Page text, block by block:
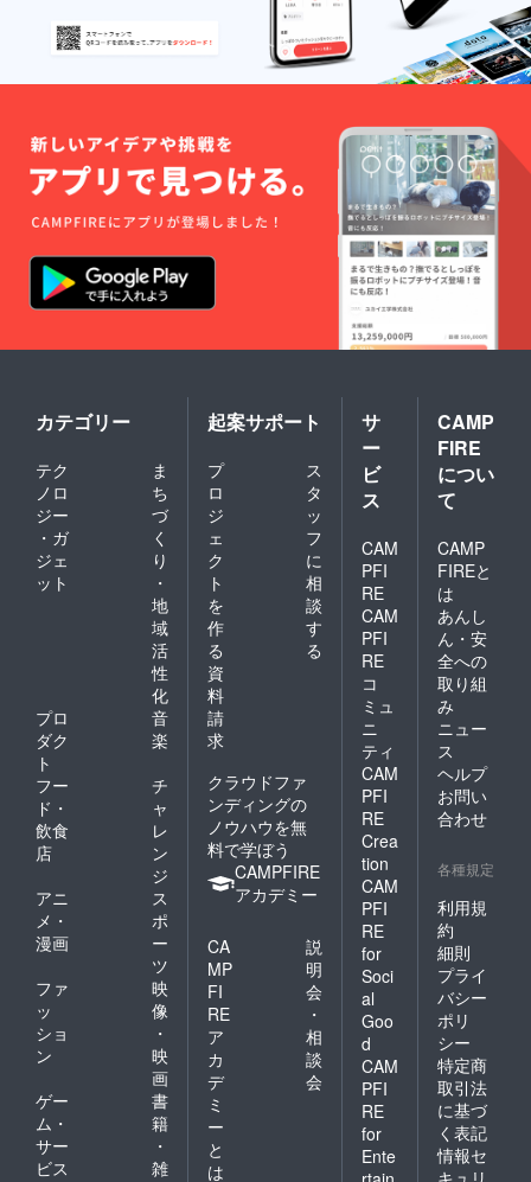
カテゴリー
テク
ノロ
ジー
・ガ
ジェ
ット
ま
ち
づ
く
り
・
地
域
活
性
化
プロ
ダク
ト
音
楽
フー
ド・
飲食
店
チ
ャ
レ
ン
ジ
アニ
メ・
漫画
ス
ポ
ー
ツ
ファ
ッ
ショ
ン
映
像
・
映
画
ゲー
ム・
サー
ビス
書
籍
・
雑
起案サポート
プ
ロ
ジ
ェ
ク
ト
を
作
る
ス
タ
ッ
フ
に
相
談
す
る
資
料
請
求
クラウドファ
ンディングの
ノウハウを無
料で学ぼう
CAMPFIRE
アカデミー
CA
MP
FI
RE
ア
カ
デ
ミ
ー
と
は
説
明
会
・
相
談
会
サ
ー
ビ
ス
CAM
PFI
RE
CAM
PFI
RE
コ
ミュ
ニ
ティ
CAM
PFI
RE
Crea
tion
CAM
PFI
RE
for
Soci
al
Goo
d
CAM
PFI
RE
for
Ente
CAMP
FIRE
につい
て
CAMP
FIREと
は
あんし
ん・安
全への
取り組
み
ニュー
ス
ヘルプ
お問い
合わせ
各種規定
利用規
約
細則
プライ
バシー
ポリ
シー
特定商
取引法
に基づ
く表記
情報セ
キュリ